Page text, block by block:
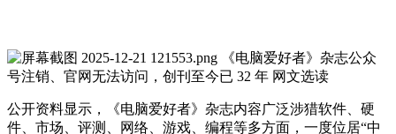
公开资料显示，《电脑爱好者》杂志内容广泛涉猎软件、硬
件、市场、评测、网络、游戏、编程等多方面，一度位居“中